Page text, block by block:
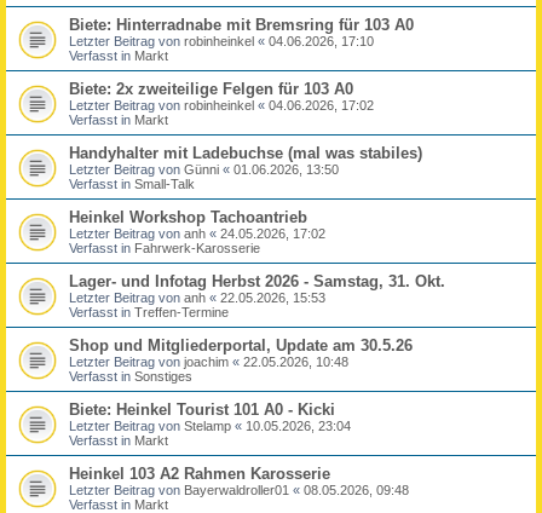
Biete: Hinterradnabe mit Bremsring für 103 A0
Letzter Beitrag von robinheinkel « 04.06.2026, 17:10
Verfasst in Markt
Biete: 2x zweiteilige Felgen für 103 A0
Letzter Beitrag von robinheinkel « 04.06.2026, 17:02
Verfasst in Markt
Handyhalter mit Ladebuchse (mal was stabiles)
Letzter Beitrag von Günni « 01.06.2026, 13:50
Verfasst in Small-Talk
Heinkel Workshop Tachoantrieb
Letzter Beitrag von anh « 24.05.2026, 17:02
Verfasst in Fahrwerk-Karosserie
Lager- und Infotag Herbst 2026 - Samstag, 31. Okt.
Letzter Beitrag von anh « 22.05.2026, 15:53
Verfasst in Treffen-Termine
Shop und Mitgliederportal, Update am 30.5.26
Letzter Beitrag von joachim « 22.05.2026, 10:48
Verfasst in Sonstiges
Biete: Heinkel Tourist 101 A0 - Kicki
Letzter Beitrag von Stelamp « 10.05.2026, 23:04
Verfasst in Markt
Heinkel 103 A2 Rahmen Karosserie
Letzter Beitrag von Bayerwaldroller01 « 08.05.2026, 09:48
Verfasst in Markt